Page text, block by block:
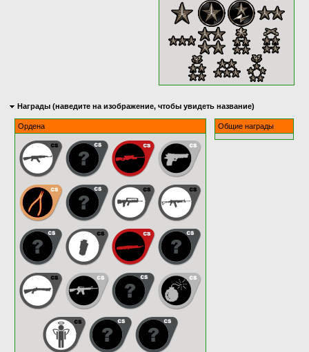
Награды (наведите на изображение, чтобы увидеть название)
Ордена Общие награды